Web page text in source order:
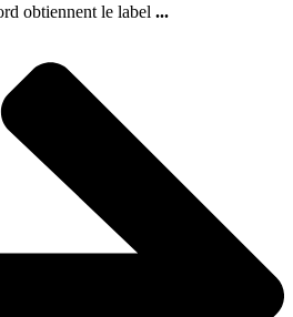
obtiennent le label ...